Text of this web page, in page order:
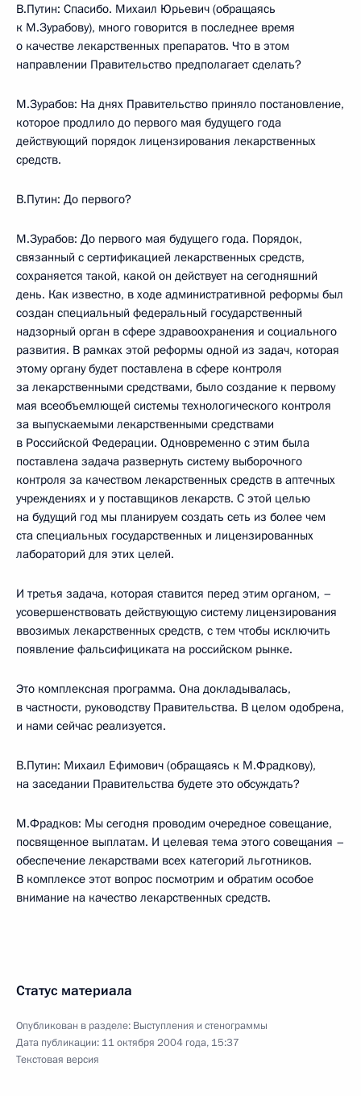
В.Путин: Спасибо. Михаил Юрьевич (обращаясь
к М.Зурабову), много говорится в последнее время
о качестве лекарственных препаратов. Что в этом
направлении Правительство предполагает сделать?
М.Зурабов: На днях Правительство приняло постановление,
которое продлило до первого мая будущего года
действующий порядок лицензирования лекарственных
средств.
В.Путин: До первого?
М.Зурабов: До первого мая будущего года. Порядок,
связанный с сертификацией лекарственных средств,
сохраняется такой, какой он действует на сегодняшний
день. Как известно, в ходе административной реформы был
создан специальный федеральный государственный
надзорный орган в сфере здравоохранения и социального
развития. В рамках этой реформы одной из задач, которая
этому органу будет поставлена в сфере контроля
за лекарственными средствами, было создание к первому
мая всеобъемлющей системы технологического контроля
за выпускаемыми лекарственными средствами
в Российской Федерации. Одновременно с этим была
поставлена задача развернуть систему выборочного
контроля за качеством лекарственных средств в аптечных
учреждениях и у поставщиков лекарств. С этой целью
на будущий год мы планируем создать сеть из более чем
ста специальных государственных и лицензированных
лабораторий для этих целей.
И третья задача, которая ставится перед этим органом, –
усовершенствовать действующую систему лицензирования
ввозимых лекарственных средств, с тем чтобы исключить
появление фальсифициката на российском рынке.
Это комплексная программа. Она докладывалась,
в частности, руководству Правительства. В целом одобрена,
и нами сейчас реализуется.
В.Путин: Михаил Ефимович (обращаясь к М.Фрадкову),
на заседании Правительства будете это обсуждать?
М.Фрадков: Мы сегодня проводим очередное совещание,
посвященное выплатам. И целевая тема этого совещания –
обеспечение лекарствами всех категорий льготников.
В комплексе этот вопрос посмотрим и обратим особое
внимание на качество лекарственных средств.
Статус материала
Опубликован в разделе: Выступления и стенограммы
Дата публикации: 11 октября 2004 года, 15:37
Текстовая версия